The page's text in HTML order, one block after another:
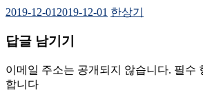
2019-12-01 2019-12-01 한상기
답글 남기기
이메일 주소는 공개되지 않습니다. 필수
합니다